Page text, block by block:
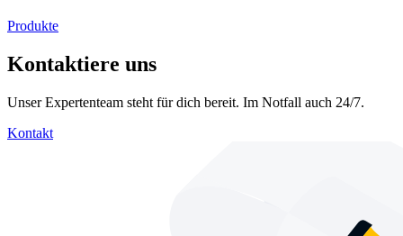
Produkte
Kontaktiere uns
Unser Expertenteam steht für dich bereit. Im Notfall auch 24/7.
Kontakt